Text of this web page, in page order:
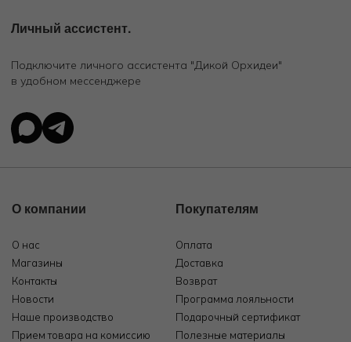
Личный ассистент.
Подключите личного ассистента "Дикой Орхидеи"
в удобном мессенджере
О компании
О нас
Магазины
Контакты
Новости
Наше производство
Прием товара на комиссию
Покупателям
Оплата
Доставка
Возврат
Программа лояльности
Подарочный сертификат
Полезные материалы